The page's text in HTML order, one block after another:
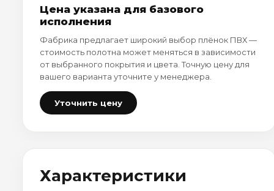
Цена указана для базового
исполнения
Фабрика предлагает широкий выбор плёнок ПВХ —
стоимость полотна может меняться в зависимости
от выбранного покрытия и цвета. Точную цену для
вашего варианта уточните у менеджера.
Уточнить цену
Характеристики